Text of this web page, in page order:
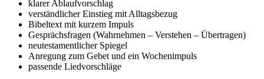
klarer Ablaufvorschlag
verständlicher Einstieg mit Alltagsbezug
Bibeltext mit kurzem Impuls
Gesprächsfragen (Wahrnehmen – Verstehen – Übertragen)
neutestamentlicher Spiegel
Anregung zum Gebet und ein Wochenimpuls
passende Liedvorschläge